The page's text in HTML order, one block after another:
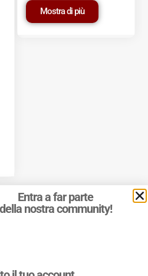
Mostra di più
| P.IVA 03921390245
Entra a far parte
della nostra community!